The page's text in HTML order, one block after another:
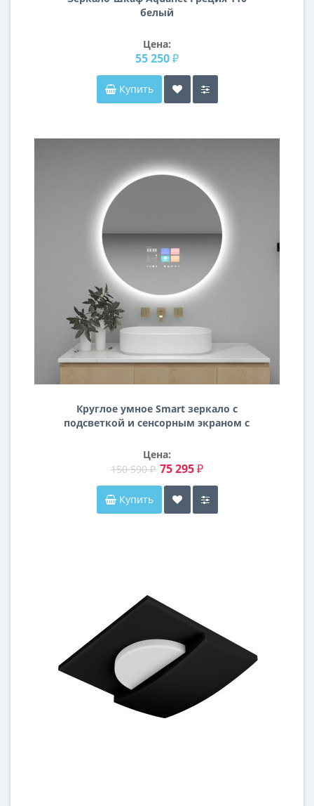
белый
Цена:
55 250 ₽
Купить
Круглое умное Smart зеркало с
подсветкой и сенсорным экраном с
Цена:
150 590 ₽ 75 295 ₽
Купить